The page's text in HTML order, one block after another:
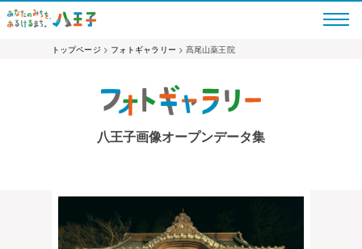
トップページ > フォトギャラリー > 髙尾山薬王院
八王子画像オープンデータ集